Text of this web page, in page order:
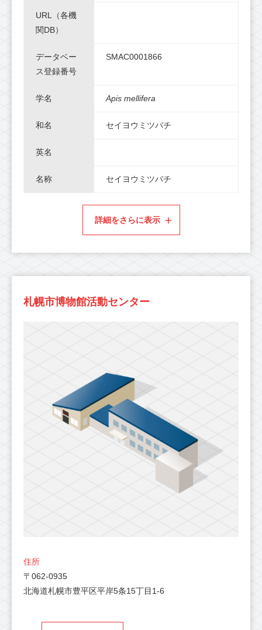
URL（各機
関DB）
データベー
ス登録番号
SMAC0001866
学名 Apis mellifera
和名 セイヨウミツバチ
英名
名称 セイヨウミツバチ
詳細をさらに表示
札幌市博物館活動センター
住所
〒062-0935
北海道札幌市豊平区平岸5条15丁目1-6